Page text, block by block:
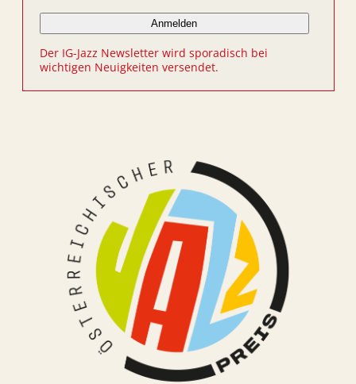
Der IG-Jazz Newsletter wird sporadisch bei
wichtigen Neuigkeiten versendet.